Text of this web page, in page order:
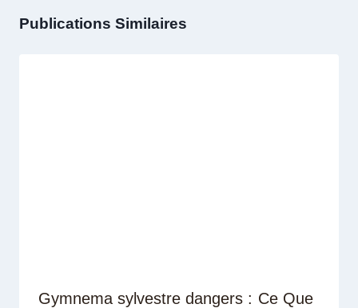
Publications Similaires
Gymnema sylvestre dangers : Ce Que